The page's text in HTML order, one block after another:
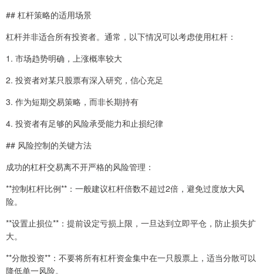
## 杠杆策略的适用场景
杠杆并非适合所有投资者。通常，以下情况可以考虑使用杠杆：
1. 市场趋势明确，上涨概率较大
2. 投资者对某只股票有深入研究，信心充足
3. 作为短期交易策略，而非长期持有
4. 投资者有足够的风险承受能力和止损纪律
## 风险控制的关键方法
成功的杠杆交易离不开严格的风险管理：
**控制杠杆比例**：一般建议杠杆倍数不超过2倍，避免过度放大风
险。
**设置止损位**：提前设定亏损上限，一旦达到立即平仓，防止损失扩
大。
**分散投资**：不要将所有杠杆资金集中在一只股票上，适当分散可以
降低单一风险。